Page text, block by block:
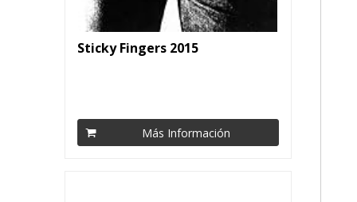
Sticky Fingers 2015
Más Información